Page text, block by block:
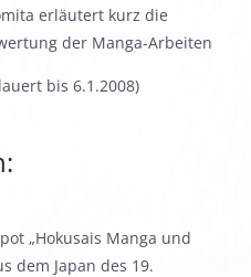
erläutert kurz die
der Manga-Arbeiten
bis 6.1.2008)
„Hokusais Manga und
dem Japan des 19.